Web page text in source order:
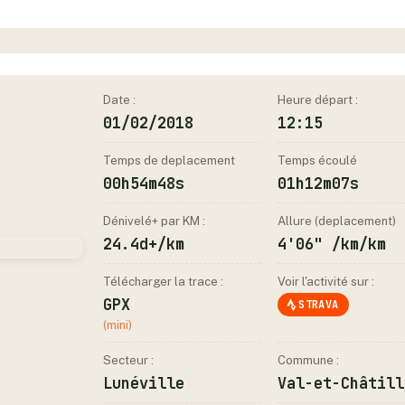
Date :
01/02/2018
Heure départ :
12:15
Temps de deplacement
00h54m48s
Temps écoulé
01h12m07s
Dénivelé+ par KM :
24.4d+/km
Allure (deplacement)
4'06" /km/km
Télécharger la trace :
GPX
(mini)
Voir l'activité sur :
STRAVA
Secteur :
Lunéville
Commune :
Val-et-